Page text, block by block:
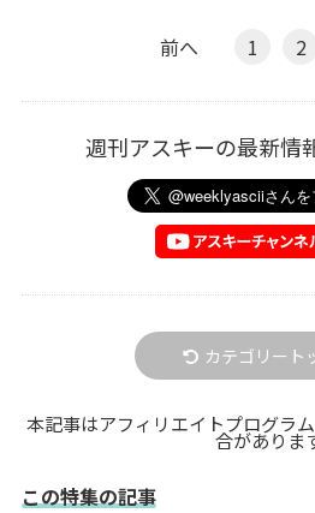
前へ 1 2
週刊アスキーの最新情
カテゴリート
本記事はアフィリエイトプログラ
合がありま
この特集の記事